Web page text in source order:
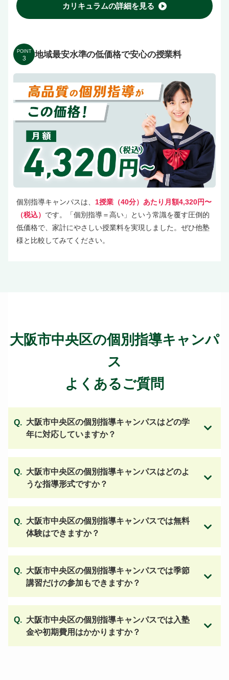
カリキュラムの詳細を見る
POINT
3 地域最安水準の低価格で安心の授業料
個別指導キャンパスは、 1授業（40分）あたり月額4,320円〜
（税込） です。「個別指導＝高い」という常識を覆す圧倒的
低価格で、家計にやさしい授業料を実現しました。ぜひ他塾
様と比較してみてください。
大阪市中央区の個別指導キャンパ
ス
よくあるご質問
大阪市中央区の個別指導キャンパスはどの学
年に対応していますか？
大阪市中央区の個別指導キャンパスはどのよ
うな指導形式ですか？
大阪市中央区の個別指導キャンパスでは無料
体験はできますか？
大阪市中央区の個別指導キャンパスでは季節
講習だけの参加もできますか？
大阪市中央区の個別指導キャンパスでは入塾
金や初期費用はかかりますか？